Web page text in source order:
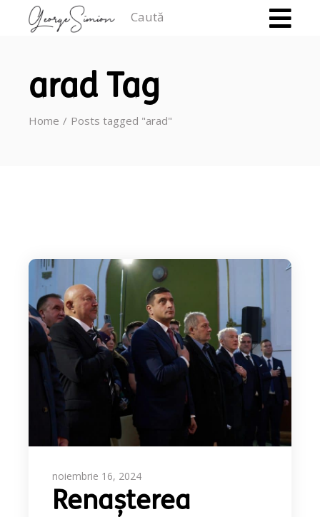
arad Tag
Home Posts tagged "arad"
noiembrie 16, 2024
Renașterea